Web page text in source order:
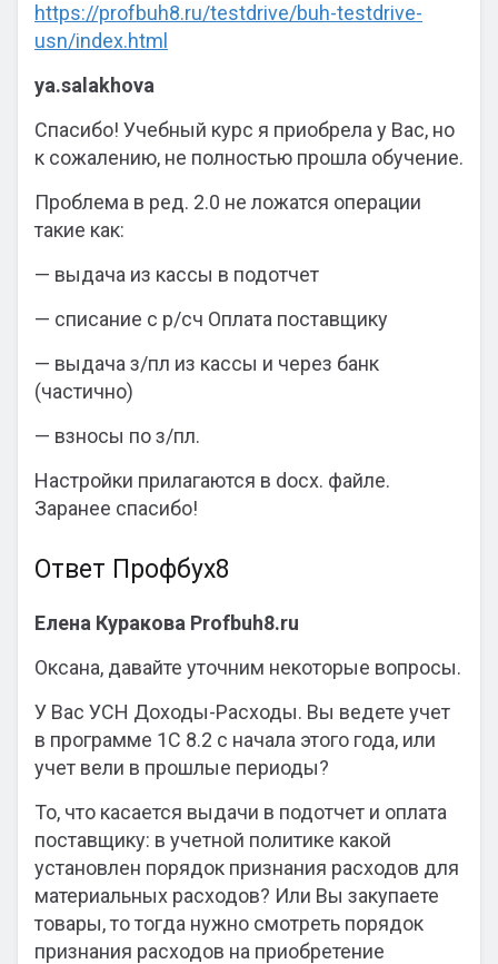
https://profbuh8.ru/testdrive/buh-testdrive-
usn/index.html
ya.salakhova
Спасибо! Учебный курс я приобрела у Вас, но
к сожалению, не полностью прошла обучение.
Проблема в ред. 2.0 не ложатся операции
такие как:
— выдача из кассы в подотчет
— списание с р/сч Оплата поставщику
— выдача з/пл из кассы и через банк
(частично)
— взносы по з/пл.
Настройки прилагаются в docx. файле.
Заранее спасибо!
Ответ Профбух8
Елена Куракова Profbuh8.ru
Оксана, давайте уточним некоторые вопросы.
У Вас УСН Доходы-Расходы. Вы ведете учет
в программе 1С 8.2 с начала этого года, или
учет вели в прошлые периоды?
То, что касается выдачи в подотчет и оплата
поставщику: в учетной политике какой
установлен порядок признания расходов для
материальных расходов? Или Вы закупаете
товары, то тогда нужно смотреть порядок
признания расходов на приобретение